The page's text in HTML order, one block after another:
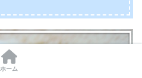
ホーム